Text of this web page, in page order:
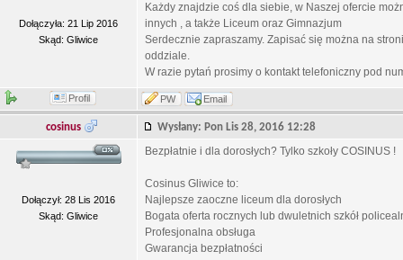
Dołączyła: 21 Lip 2016
Skąd: Gliwice
Każdy znajdzie coś dla siebie, w Naszej ofercie
innych , a także Liceum oraz Gimnazjum
Serdecznie zapraszamy. Zapisać się można na
oddziale.
W razie pytań prosimy o kontakt telefoniczny pod
Profil PW Email
cosinus Wysłany: Pon Lis 28, 2016 12:28
Dołączył: 28 Lis 2016
Skąd: Gliwice
Bezpłatnie i dla dorosłych? Tylko szkoły COSINUS !
Cosinus Gliwice to:
Najlepsze zaoczne liceum dla dorosłych
Bogata oferta rocznych lub dwuletnich szkół
Profesjonalna obsługa
Gwarancja bezpłatności